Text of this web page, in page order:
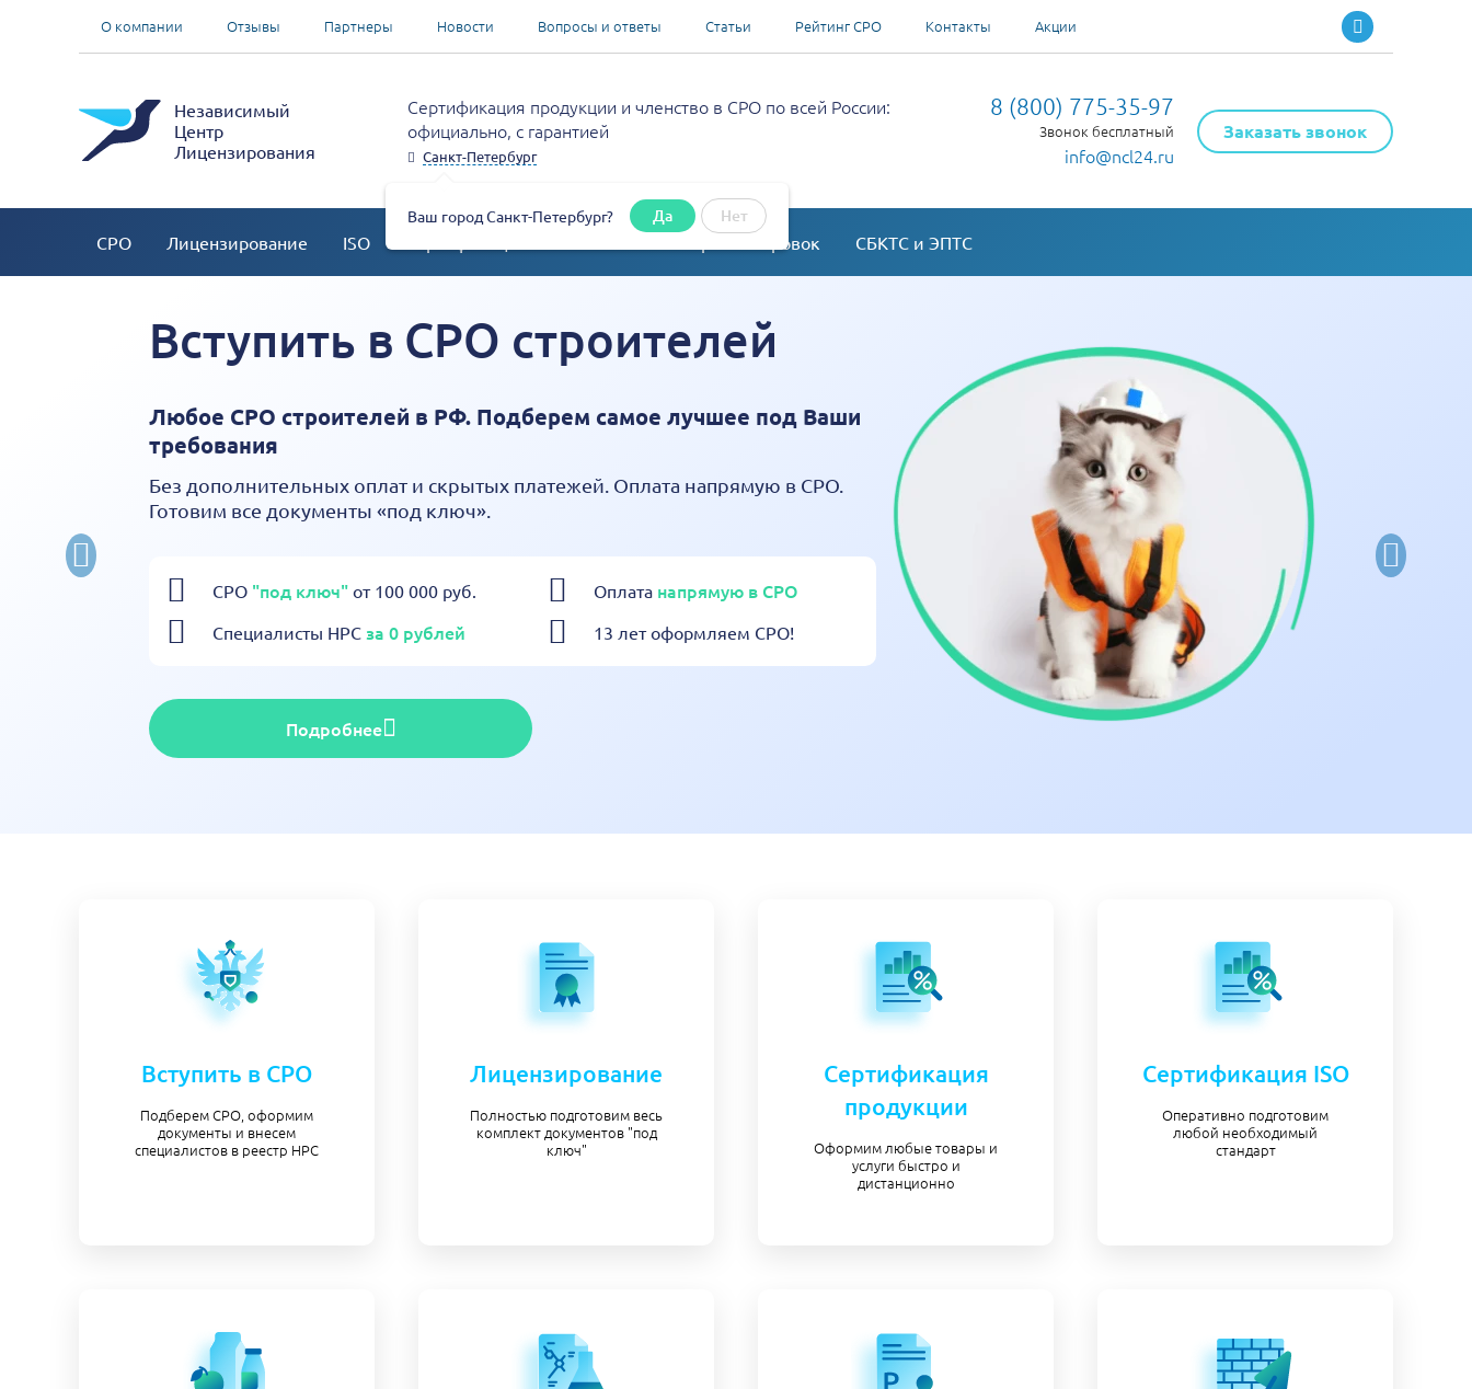
О компании Отзывы Партнеры Новости Вопросы и ответы Статьи Рейтинг СРО Контакты Акции
Независимый
Центр
Лицензирования
Сертификация продукции и членство в СРО по всей России:
официально, с гарантией
Санкт-Петербург
Ваш город Санкт-Петербург? Да Нет
8 (800) 775-35-97
Звонок бесплатный
info@ncl24.ru
Заказать звонок
СРО Лицензирование ISO Согласование перепланировок СБКТС и ЭПТС
Вступить в СРО строителей
Любое СРО строителей в РФ. Подберем самое лучшее под Ваши
требования
Без дополнительных оплат и скрытых платежей. Оплата напрямую в СРО.
Готовим все документы «под ключ».
СРО "под ключ" от 100 000 руб. Оплата напрямую в СРО
Специалисты НРС за 0 рублей 13 лет оформляем СРО!
Подробнее
Вступить в СРО
Подберем СРО, оформим
документы и внесем
специалистов в реестр НРС
Лицензирование
Полностью подготовим весь
комплект документов "под
ключ"
Сертификация
продукции
Оформим любые товары и
услуги быстро и
дистанционно
Сертификация ISO
Оперативно подготовим
любой необходимый
стандарт